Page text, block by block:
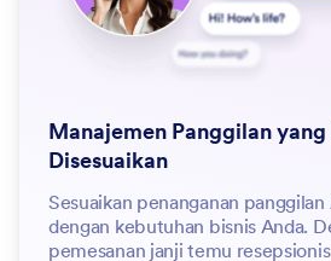
Manajemen Panggilan
Disesuaikan
Sesuaikan penanganan panggilan
dengan kebutuhan bisnis Anda.
pemesanan janji temu